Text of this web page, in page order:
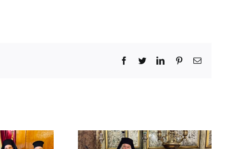
Facebook
TwitterLinkedInPinterestEmail